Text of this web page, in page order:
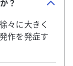
？
々に大きく
作を発症す